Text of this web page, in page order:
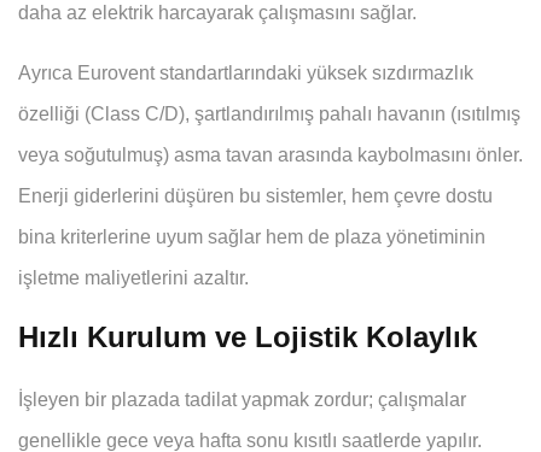
daha az elektrik harcayarak çalışmasını sağlar.
Ayrıca Eurovent standartlarındaki yüksek sızdırmazlık
özelliği (Class C/D), şartlandırılmış pahalı havanın (ısıtılmış
veya soğutulmuş) asma tavan arasında kaybolmasını önler.
Enerji giderlerini düşüren bu sistemler, hem çevre dostu
bina kriterlerine uyum sağlar hem de plaza yönetiminin
işletme maliyetlerini azaltır.
Hızlı Kurulum ve Lojistik Kolaylık
İşleyen bir plazada tadilat yapmak zordur; çalışmalar
genellikle gece veya hafta sonu kısıtlı saatlerde yapılır.